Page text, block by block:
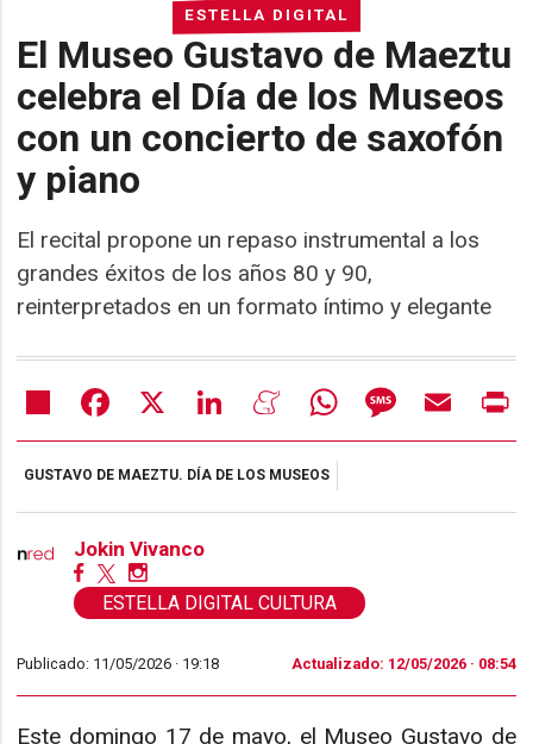
ESTELLA DIGITAL
El Museo Gustavo de Maeztu
celebra el Día de los Museos
con un concierto de saxofón
y piano
El recital propone un repaso instrumental a los
grandes éxitos de los años 80 y 90,
reinterpretados en un formato íntimo y elegante
Share Facebook LinkedIn MeneameWhatsAppMessageEmail
GUSTAVO DE MAEZTU. DÍA DE LOS MUSEOS
Jokin Vivanco
ESTELLA DIGITAL CULTURA
Publicado: 11/05/2026 · 19:18 Actualizado: 12/05/2026 · 08:54
Este domingo 17 de mayo, el Museo Gustavo de